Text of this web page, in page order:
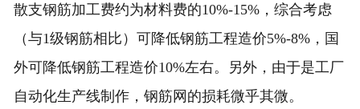
散支钢筋加工费约为材料费的10%-15%，综合考虑
（与1级钢筋相比）可降低钢筋工程造价5%-8%，国
外可降低钢筋工程造价10%左右。另外，由于是工厂
自动化生产线制作，钢筋网的损耗微乎其微。